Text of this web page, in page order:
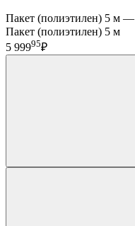
Пакет (полиэтилен) 5 м —
Пакет (полиэтилен) 5 м
5 99995₽